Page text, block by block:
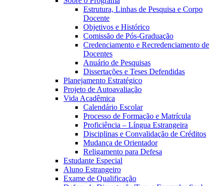
Estrutura, Linhas de Pesquisa e Corpo
Docente
Objetivos e Histórico
Comissão de Pós-Graduação
Credenciamento e Recredenciamento de
Docentes
Anuário de Pesquisas
Dissertações e Teses Defendidas
Planejamento Estratégico
Projeto de Autoavaliação
Vida Acadêmica
Calendário Escolar
Processo de Formação e Matrícula
Proficiência – Língua Estrangeira
Disciplinas e Convalidação de Créditos
Mudança de Orientador
Religamento para Defesa
Estudante Especial
Aluno Estrangeiro
Exame de Qualificação